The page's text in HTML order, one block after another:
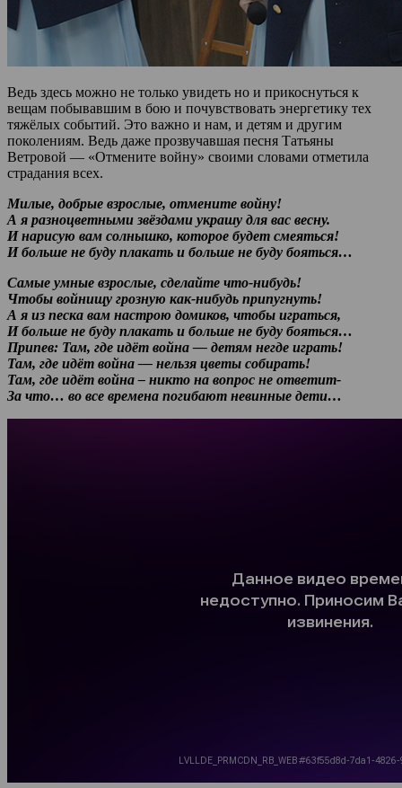
Ведь здесь можно не только увидеть но и прикоснуться к
вещам побывавшим в бою и почувствовать энергетику тех
тяжёлых событий. Это важно и нам, и детям и другим
поколениям. Ведь даже прозвучавшая песня Татьяны
Ветровой — «Отмените войну» своими словами отметила
страдания всех.
Милые, добрые взрослые, отмените войну!
А я разноцветными звёздами украшу для вас весну.
И нарисую вам солнышко, которое будет смеяться!
И больше не буду плакать и больше не буду бояться…
Самые умные взрослые, сделайте что-нибудь!
Чтобы войнищу грозную как-нибудь припугнуть!
А я из песка вам настрою домиков, чтобы играться,
И больше не буду плакать и больше не буду бояться…
Припев: Там, где идёт война — детям негде играть!
Там, где идёт война — нельзя цветы собирать!
Там, где идёт война – никто на вопрос не ответит-
За что… во все времена погибают невинные дети…